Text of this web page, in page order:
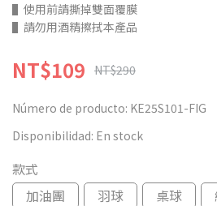
▌使用前請撕掉雙面覆膜
▌請勿用酒精擦拭本產品
NT$109 NT$290
Número de producto: KE25S101-FIG
Disponibilidad: En stock
款式
加油團
羽球 桌球